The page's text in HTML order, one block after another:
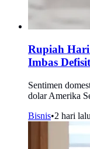
Rupiah
Imbas
Sentimen
dolar Amerika
Bisnis•2 hari lalu